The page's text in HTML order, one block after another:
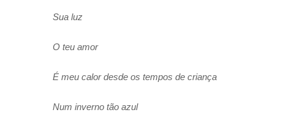
Sua luz
O teu amor
É meu calor desde os tempos de criança
Num inverno tão azul